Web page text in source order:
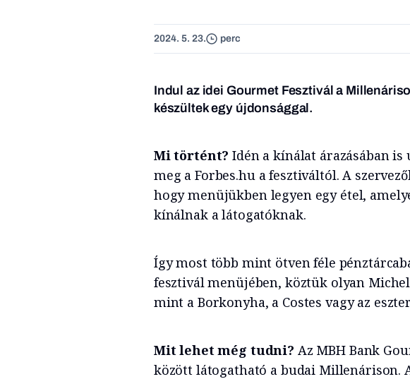
2024. 5. 23. perc
Indul az idei Gourmet Fesztivál a
készültek egy újdonsággal.
Mi történt?Idén a kínálat árazásában
meg a Forbes.hu a fesztiváltól. A
hogy menüjükben legyen egy étel,
kínálnak a látogatóknak.
Így most több mint ötven féle
fesztivál menüjében, köztük olyan
mint a Borkonyha, a Costes vagy az
Mit lehet még tudni? Az MBH Bank
között látogatható a budai Millenárison.